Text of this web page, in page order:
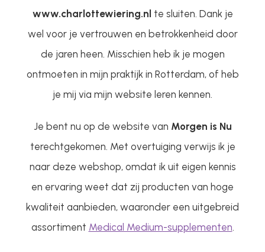
www.charlottewiering.nl te sluiten. Dank je
wel voor je vertrouwen en betrokkenheid door
de jaren heen. Misschien heb ik je mogen
ontmoeten in mijn praktijk in Rotterdam, of heb
je mij via mijn website leren kennen.
Je bent nu op de website van Morgen is Nu
terechtgekomen. Met overtuiging verwijs ik je
naar deze webshop, omdat ik uit eigen kennis
en ervaring weet dat zij producten van hoge
kwaliteit aanbieden, waaronder een uitgebreid
assortiment Medical Medium-supplementen.